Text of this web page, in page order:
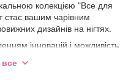
колекцією "Все для
вашим чарівним
дизайнів на нігтях.
інновацій і можливість
візерунки та
все